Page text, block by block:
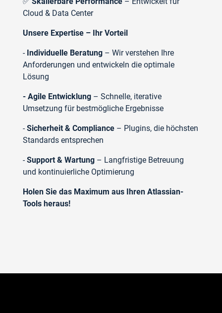
Cloud & Data Center
Unsere Expertise – Ihr Vorteil
- Individuelle Beratung – Wir verstehen Ihre
Anforderungen und entwickeln die optimale
Lösung
- Agile Entwicklung – Schnelle, iterative
Umsetzung für bestmögliche Ergebnisse
-Sicherheit & Compliance – Plugins, die höchsten
Standards entsprechen
-Support & Wartung – Langfristige Betreuung
und kontinuierliche Optimierung
Holen Sie das Maximum aus Ihren Atlassian-
Tools heraus!